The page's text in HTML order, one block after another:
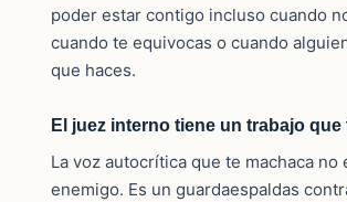
poder estar contigo incluso cuando
cuando te equivocas o cuando
que haces.
El juez interno tiene un trabajo que
La voz autocrítica que te machaca no
enemigo. Es un guardaespaldas